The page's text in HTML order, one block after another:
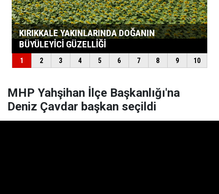
MHP Yahşihan İlçe Başkanlığı'na
Deniz Çavdar başkan seçildi